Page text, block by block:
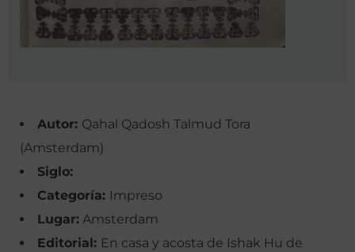
Autor: Qahal Qadosh Talmud Tora
(Amsterdam)
Siglo:
Categoría: Impreso
Lugar: Amsterdam
Editorial: En casa y acosta de Ishak Hu de